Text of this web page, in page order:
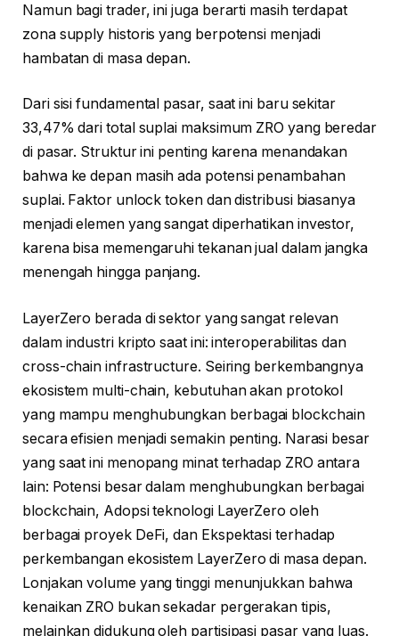
Namun bagi trader, ini juga berarti masih terdapat
zona supply historis yang berpotensi menjadi
hambatan di masa depan.
Dari sisi fundamental pasar, saat ini baru sekitar
33,47% dari total suplai maksimum ZRO yang beredar
di pasar. Struktur ini penting karena menandakan
bahwa ke depan masih ada potensi penambahan
suplai. Faktor unlock token dan distribusi biasanya
menjadi elemen yang sangat diperhatikan investor,
karena bisa memengaruhi tekanan jual dalam jangka
menengah hingga panjang.
LayerZero berada di sektor yang sangat relevan
dalam industri kripto saat ini: interoperabilitas dan
cross-chain infrastructure. Seiring berkembangnya
ekosistem multi-chain, kebutuhan akan protokol
yang mampu menghubungkan berbagai blockchain
secara efisien menjadi semakin penting. Narasi besar
yang saat ini menopang minat terhadap ZRO antara
lain: Potensi besar dalam menghubungkan berbagai
blockchain, Adopsi teknologi LayerZero oleh
berbagai proyek DeFi, dan Ekspektasi terhadap
perkembangan ekosistem LayerZero di masa depan.
Lonjakan volume yang tinggi menunjukkan bahwa
kenaikan ZRO bukan sekadar pergerakan tipis,
melainkan didukung oleh partisipasi pasar yang luas.